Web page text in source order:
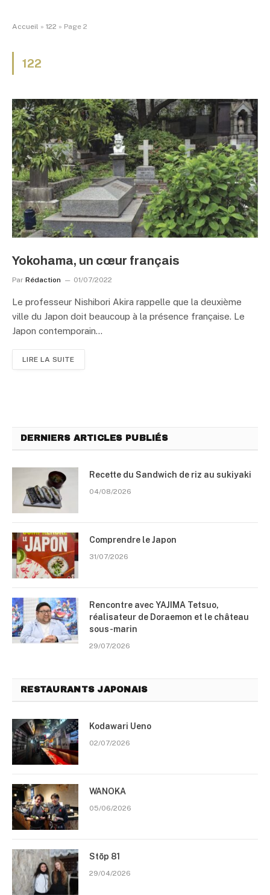
Accueil » 122 » Page 2
122
Yokohama, un cœur français
Par Rédaction 01/07/2022
Le professeur Nishibori Akira rappelle que la deuxième
ville du Japon doit beaucoup à la présence française. Le
Japon contemporain…
LIRE LA SUITE
DERNIERS ARTICLES PUBLIÉS
Recette du Sandwich de riz au sukiyaki
04/08/2026
Comprendre le Japon
31/07/2026
Rencontre avec YAJIMA Tetsuo,
réalisateur de Doraemon et le château
sous-marin
29/07/2026
RESTAURANTS JAPONAIS
Kodawari Ueno
02/07/2026
WANOKA
05/06/2026
Stōp 81
29/04/2026